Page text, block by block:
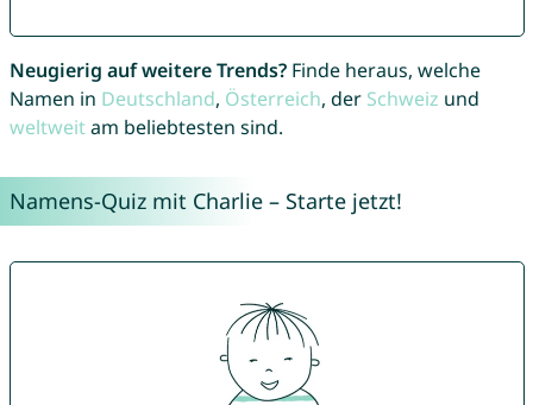
Neugierig auf weitere Trends?Finde heraus, welche
Namen in Deutschland, Österreich, der Schweiz und
weltweitam beliebtesten sind.
Namens-Quiz mit Charlie – Starte jetzt!